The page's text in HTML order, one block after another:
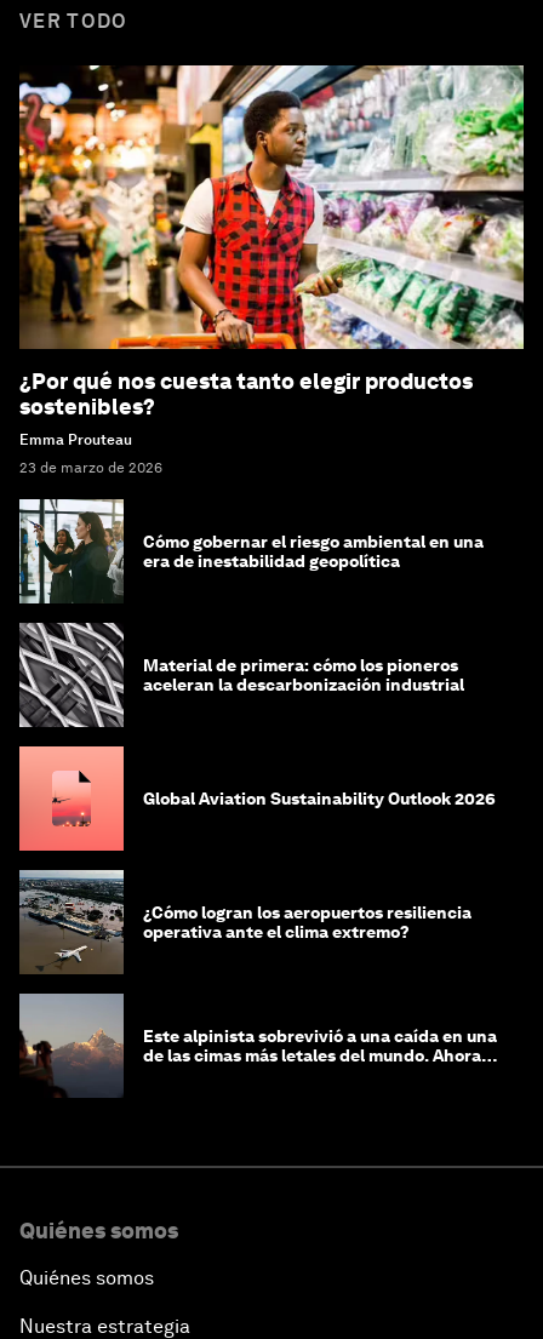
VER TODO
¿Por qué nos cuesta tanto elegir productos
sostenibles?
Emma Prouteau
23 de marzo de 2026
Cómo gobernar el riesgo ambiental en una
era de inestabilidad geopolítica
Material de primera: cómo los pioneros
aceleran la descarbonización industrial
Global Aviation Sustainability Outlook 2026
¿Cómo logran los aeropuertos resiliencia
operativa ante el clima extremo?
Este alpinista sobrevivió a una caída en una
de las cimas más letales del mundo. Ahora
Quiénes somos
Quiénes somos
Nuestra estrategia